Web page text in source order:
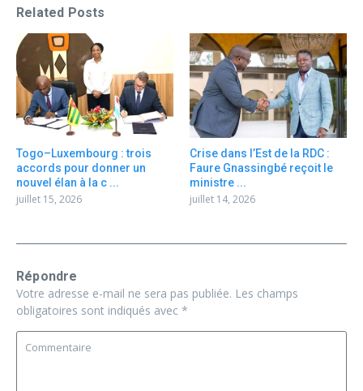
Related Posts
Togo–Luxembourg : trois
accords pour donner un
nouvel élan à la c ...
juillet 15, 2026
Crise dans l’Est de la RDC :
Faure Gnassingbé reçoit le
ministre ...
juillet 14, 2026
Répondre
Votre adresse e-mail ne sera pas publiée. Les champs
obligatoires sont indiqués avec *